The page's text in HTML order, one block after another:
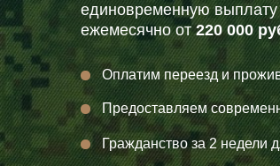
единовременную выплату
ежемесячно от220 000
Оплатим переезд и
Предоставляем
Гражданство за 2 недели